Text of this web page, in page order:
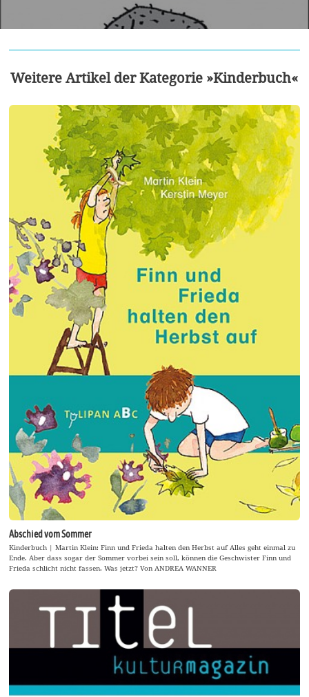
Weitere Artikel der Kategorie »Kinderbuch«
Abschied vom Sommer
Kinderbuch | Martin Klein: Finn und Frieda halten den Herbst auf Alles geht einmal zu
Ende. Aber dass sogar der Sommer vorbei sein soll, können die Geschwister Finn und
Frieda schlicht nicht fassen. Was jetzt? Von ANDREA WANNER